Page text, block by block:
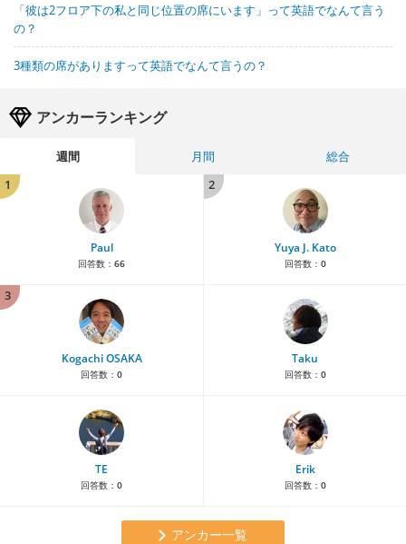
「彼は2フロア下の私と同じ位置の席にいます」って英語でなんて言う
の？
3種類の席がありますって英語でなんて言うの？
アンカーランキング
週間 月間
総合
1
Paul
回答数： 66
2
Yuya J. Kato
回答数： 0
3
Kogachi OSAKA
回答数： 0
Taku
回答数： 0
TE
回答数： 0
Erik
回答数： 0
アンカー一覧